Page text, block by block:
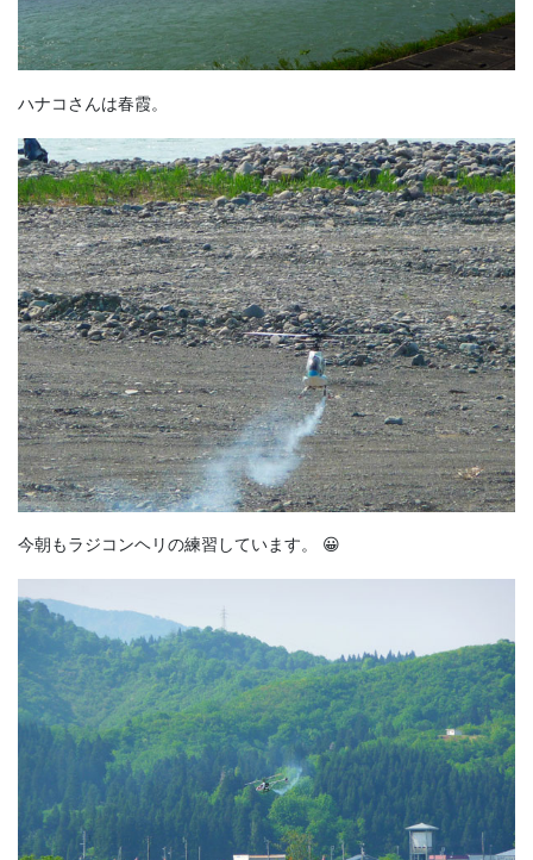
ハナコさんは春霞。
今朝もラジコンヘリの練習しています。 😀